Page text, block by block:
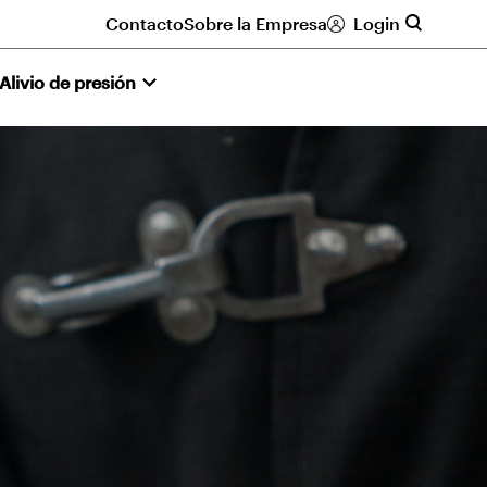
Alivio de presión
ContactoSobre la Empresa Login